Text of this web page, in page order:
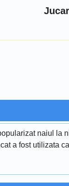
naiul la
a fost utilizata